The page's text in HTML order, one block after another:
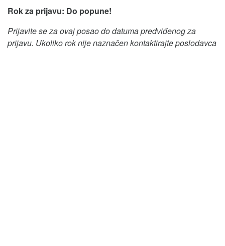
Rok za prijavu: Do popune!
Prijavite se za ovaj posao do datuma predviđenog za
prijavu. Ukoliko rok nije naznačen kontaktirajte poslodavca